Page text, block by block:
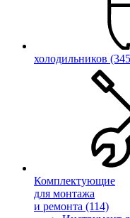
холодильников
Комплектующие
для монтажа
и ремонта (114)